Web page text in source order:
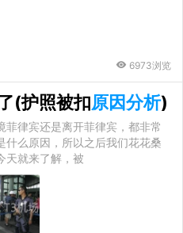
6973浏览
(护照被扣原因分析)
律宾还是离开菲律宾，都非常
什么原因，所以之后我们花花桑
天就来了解，被